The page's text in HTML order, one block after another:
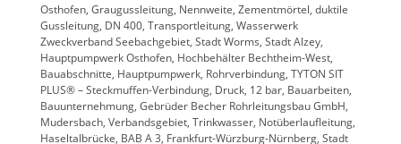
Osthofen, Graugussleitung, Nennweite, Zementmörtel, duktile
Gussleitung, DN 400, Transportleitung, Wasserwerk
Zweckverband Seebachgebiet, Stadt Worms, Stadt Alzey,
Hauptpumpwerk Osthofen, Hochbehälter Bechtheim-West,
Bauabschnitte, Hauptpumpwerk, Rohrverbindung, TYTON SIT
PLUS® – Steckmuffen-Verbindung, Druck, 12 bar, Bauarbeiten,
Bauunternehmung, Gebrüder Becher Rohrleitungsbau GmbH,
Mudersbach, Verbandsgebiet, Trinkwasser, Notüberlaufleitung,
Haseltalbrücke, BAB A 3, Frankfurt-Würzburg-Nürnberg, Stadt